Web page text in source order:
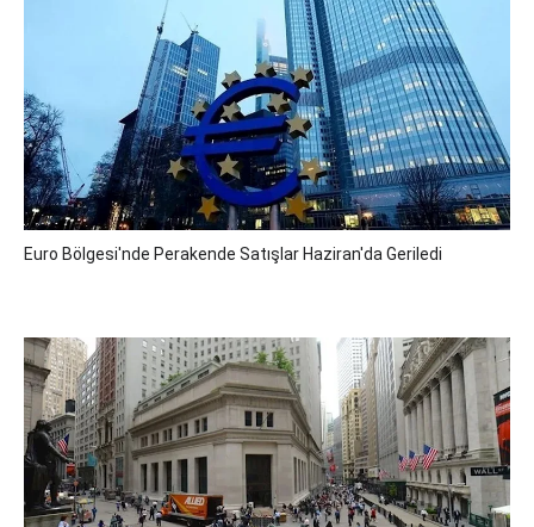
Euro Bölgesi'nde Perakende Satışlar Haziran'da Geriledi